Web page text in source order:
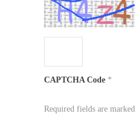
CAPTCHA Code *
Required fields are marked